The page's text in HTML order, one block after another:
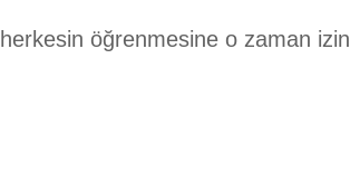
öğrenmesine o zaman izin